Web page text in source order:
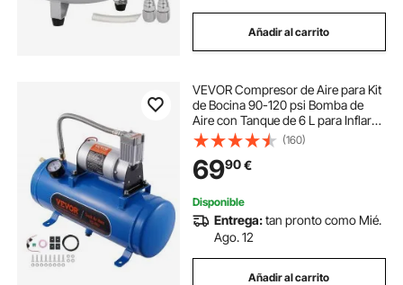
Añadir al carrito
VEVOR Compresor de Aire para Kit
de Bocina 90-120 psi Bomba de
Aire con Tanque de 6 L para Inflar
Neumáticos Colchones de Aire
Compatible con Todos los
Vehículos de 12 V Trenes Barcos
Coches Taller
(160)
6990€
Disponible
Entrega:tan pronto como Mié.
Ago. 12
Añadir al carrito